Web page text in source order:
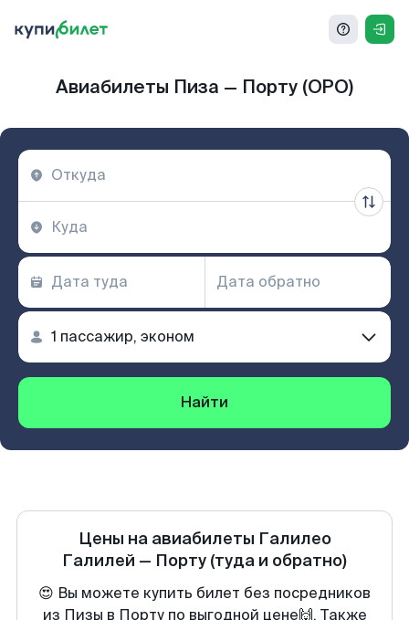
Авиабилеты Пиза — Порту (OPO)
Найти
Цены на авиабилеты Галилео
Галилей — Порту (туда и обратно)
😍 Вы можете купить билет без посредников
из Пизы в Порту по выгодной цене🙌. Также